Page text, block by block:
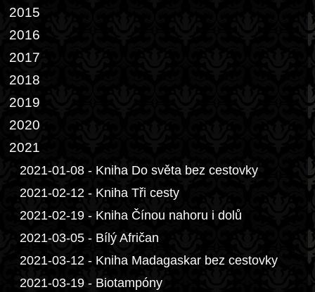
2015
2016
2017
2018
2019
2020
2021
2021-01-08 - Kniha Do světa bez cestovky
2021-02-12 - Kniha Tři cesty
2021-02-19 - Kniha Čínou nahoru i dolů
2021-03-05 - Bílý Afričan
2021-03-12 - Kniha Madagaskar bez cestovky
2021-03-19 - Biotampóny